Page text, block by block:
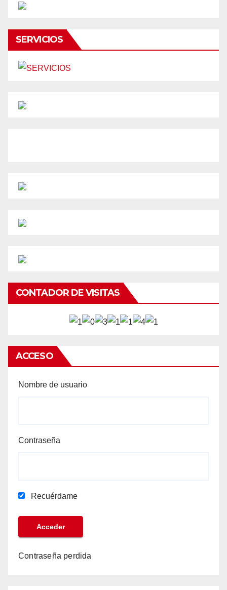
SERVICIOS
CONTADOR DE VISITAS
ACCESO
Nombre de usuario
Contraseña
Recuérdame
Contraseña perdida